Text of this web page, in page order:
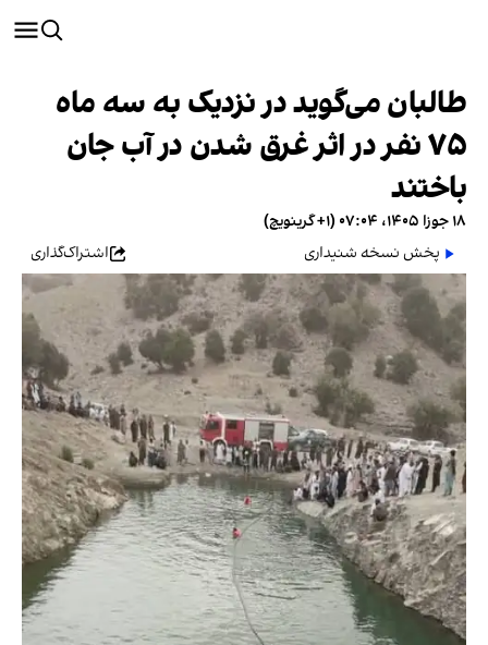
طالبان می‌گوید در نزدیک به سه ماه
۷۵ نفر در اثر غرق شدن در آب جان
باختند
۱۸ جوزا ۱۴۰۵، ۰۷:۰۴ (‎+۱ گرینویچ)
پخش نسخه شنیداری
اشتراک‌گذاری